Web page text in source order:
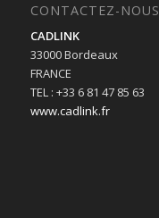
CONTACTEZ-NOUS
CADLINK
33000 Bordeaux
FRANCE
TEL : +33 6 81 47 85 63
www.cadlink.fr